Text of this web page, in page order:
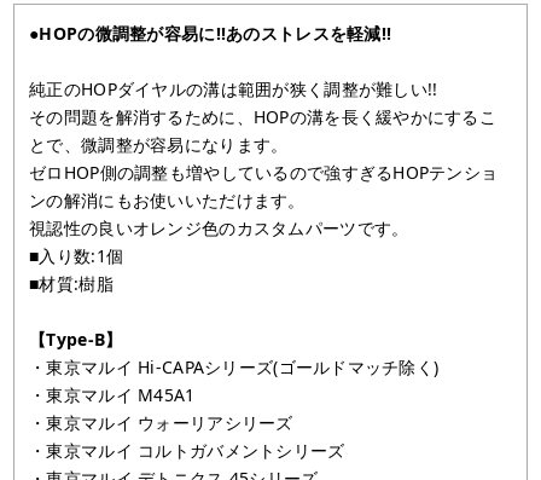
●HOPの微調整が容易に!!あのストレスを軽減!!
純正のHOPダイヤルの溝は範囲が狭く調整が難しい!!
その問題を解消するために、HOPの溝を長く緩やかにするこ
とで、微調整が容易になります。
ゼロHOP側の調整も増やしているので強すぎるHOPテンショ
ンの解消にもお使いいただけます。
視認性の良いオレンジ色のカスタムパーツです。
■入り数:1個
■材質:樹脂
【Type-B】
・東京マルイ Hi-CAPAシリーズ(ゴールドマッチ除く)
・東京マルイ M45A1
・東京マルイ ウォーリアシリーズ
・東京マルイ コルトガバメントシリーズ